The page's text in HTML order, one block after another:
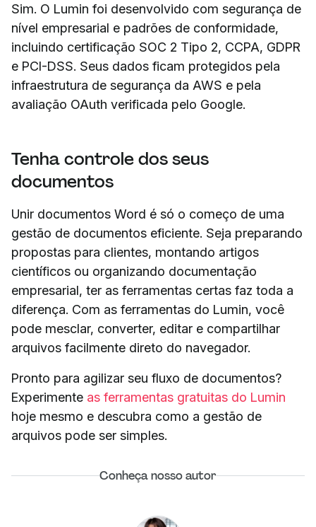
Sim. O Lumin foi desenvolvido com segurança de
nível empresarial e padrões de conformidade,
incluindo certificação SOC 2 Tipo 2, CCPA, GDPR
e PCI-DSS. Seus dados ficam protegidos pela
infraestrutura de segurança da AWS e pela
avaliação OAuth verificada pelo Google.
Tenha controle dos seus
documentos
Unir documentos Word é só o começo de uma
gestão de documentos eficiente. Seja preparando
propostas para clientes, montando artigos
científicos ou organizando documentação
empresarial, ter as ferramentas certas faz toda a
diferença. Com as ferramentas do Lumin, você
pode mesclar, converter, editar e compartilhar
arquivos facilmente direto do navegador.
Pronto para agilizar seu fluxo de documentos?
Experimente as ferramentas gratuitas do Lumin
hoje mesmo e descubra como a gestão de
arquivos pode ser simples.
Conheça nosso autor